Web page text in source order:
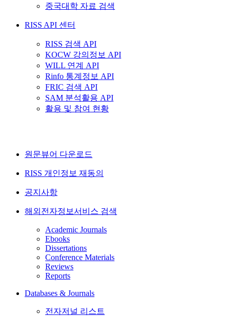
중국대학 자료 검색
RISS API 센터
RISS 검색 API
KOCW 강의정보 API
WILL 연계 API
Rinfo 통계정보 API
FRIC 검색 API
SAM 분석활용 API
활용 및 참여 현황
원문뷰어 다운로드
RISS 개인정보 재동의
공지사항
해외전자정보서비스 검색
Academic Journals
Ebooks
Dissertations
Conference Materials
Reviews
Reports
Databases & Journals
전자저널 리스트